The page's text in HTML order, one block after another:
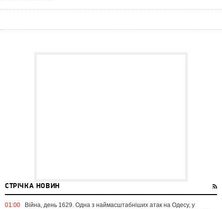
СТРІЧКА НОВИН
01:00
Війна, день 1629. Одна з наймасштабніших атак на Одесу, у